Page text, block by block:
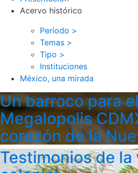
Acervo histórico
Período >
Temas >
Tipo >
Instituciones
México, una mirada
Un barroco para
Megalopolis
corazón de la
Testimonios de la